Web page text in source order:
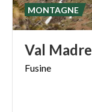
Val Madre
Fusine
MONTAGNE